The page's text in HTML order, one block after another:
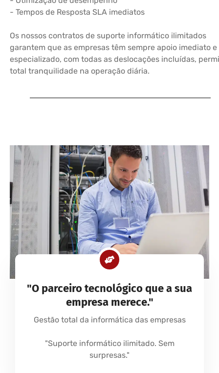
- Tempos de Resposta SLA imediatos
Os nossos contratos de suporte informático ilimitados
garantem que as empresas têm sempre apoio imediato e
especializado, com todas as deslocações incluídas,
total tranquilidade na operação diária.
"O parceiro tecnológico que a sua
empresa merece."
Gestão total da informática das empresas
"Suporte informático ilimitado. Sem
surpresas."